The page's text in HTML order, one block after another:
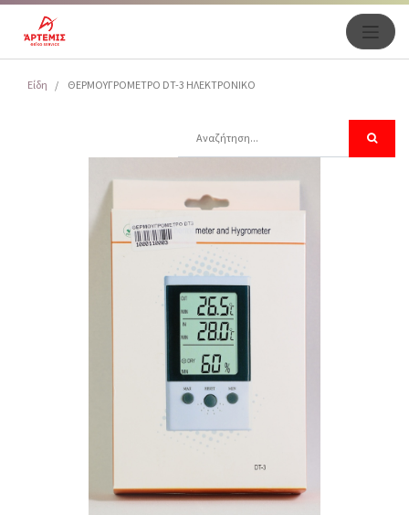
Είδη ΘΕΡΜΟΥΓΡΟΜΕΤΡΟ DT-3 ΗΛΕΚΤΡΟΝΙΚΟ